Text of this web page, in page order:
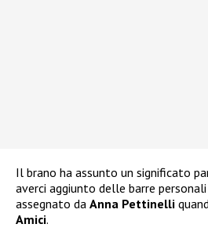
Il brano ha assunto un significato
averci aggiunto delle barre
assegnato da Anna Pettinelli
Amici.